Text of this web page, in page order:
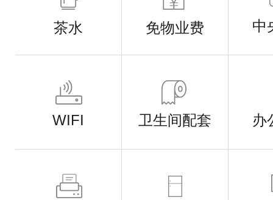
茶水 免物业费 中
WIFI 卫生间配套 办